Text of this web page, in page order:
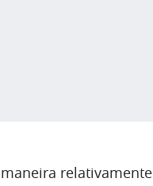
relativamente